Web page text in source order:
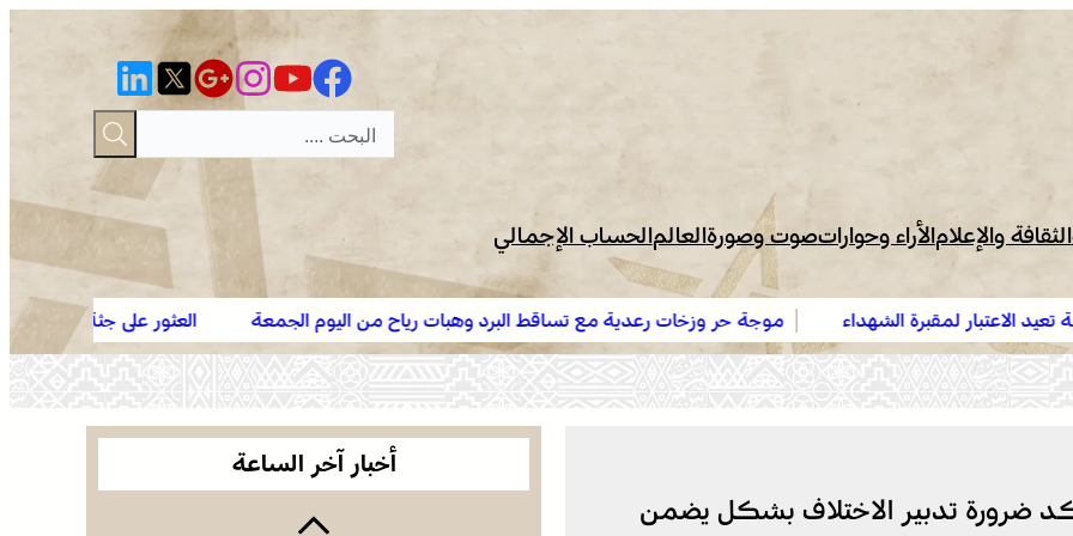
الثقافة والإعلامالأراء وحواراتصوت وصورةالعالمالحساب الإجمالي
موجة حر وزخات رعدية مع تساقط البرد وهبات رياح من اليوم الجمعة
إلى الأحد بعدد من مناطق المملكة (نشرة إنذارية)
العثور على جثة مقطعة الأطراف داخل عشة
والتحقيقات متواصلة لكشف ملابسات الجريمة
ضرورة تدبير الاختلاف بشكل يضمن
أخبار آخر الساعة
وادي زم .. مبادرة تطوعية لشباب المدينة تعيد الاعتبار
لمقبرة الشهداء بعد الحريق
لمقبرة الشهداء بعد الحريق
موجة حر وزخات رعدية مع تساقط البرد وهبات رياح
من اليوم الجمعة إلى الأحد بعدد من مناطق المملكة